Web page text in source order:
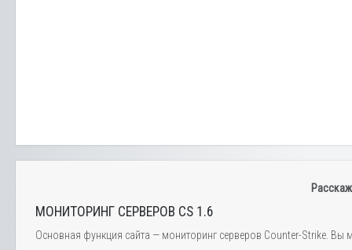
МОНИТОРИНГ СЕРВЕРОВ CS 1.6
Основная функция сайта — мониторинг серверов Counter-Strike. Вы